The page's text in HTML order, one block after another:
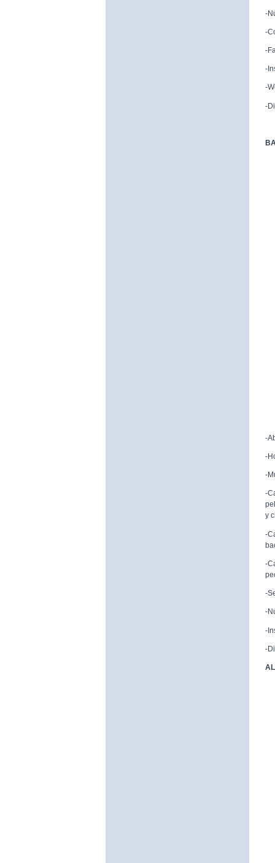
-
-
-
-
-
-
-
-
-
-
y
-
-
-
-
-
-